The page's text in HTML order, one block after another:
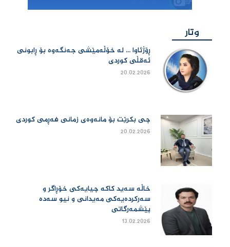
وتار
ڕۆژئاوا ... لە خۆڵەمێشی جەنگەوە بۆ ڕابونی
ئەقڵی کوردی
20.02.2026
چی بكرێت بۆ مانەوەی زمانی فەڕمی كوردی
20.02.2026
خاڵە سەید کاکە چیایەکی خۆڕاگر و
سەرکردەیەکی مەیدانی و نیو سەدە
پێشمەرگاتی
13.02.2026